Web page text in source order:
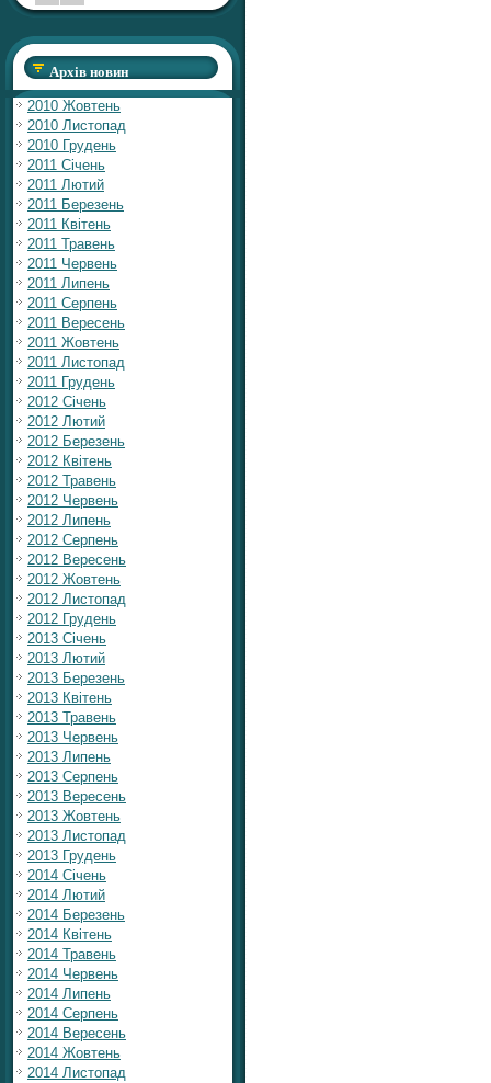
Архів новин
2010 Жовтень
2010 Листопад
2010 Грудень
2011 Січень
2011 Лютий
2011 Березень
2011 Квітень
2011 Травень
2011 Червень
2011 Липень
2011 Серпень
2011 Вересень
2011 Жовтень
2011 Листопад
2011 Грудень
2012 Січень
2012 Лютий
2012 Березень
2012 Квітень
2012 Травень
2012 Червень
2012 Липень
2012 Серпень
2012 Вересень
2012 Жовтень
2012 Листопад
2012 Грудень
2013 Січень
2013 Лютий
2013 Березень
2013 Квітень
2013 Травень
2013 Червень
2013 Липень
2013 Серпень
2013 Вересень
2013 Жовтень
2013 Листопад
2013 Грудень
2014 Січень
2014 Лютий
2014 Березень
2014 Квітень
2014 Травень
2014 Червень
2014 Липень
2014 Серпень
2014 Вересень
2014 Жовтень
2014 Листопад